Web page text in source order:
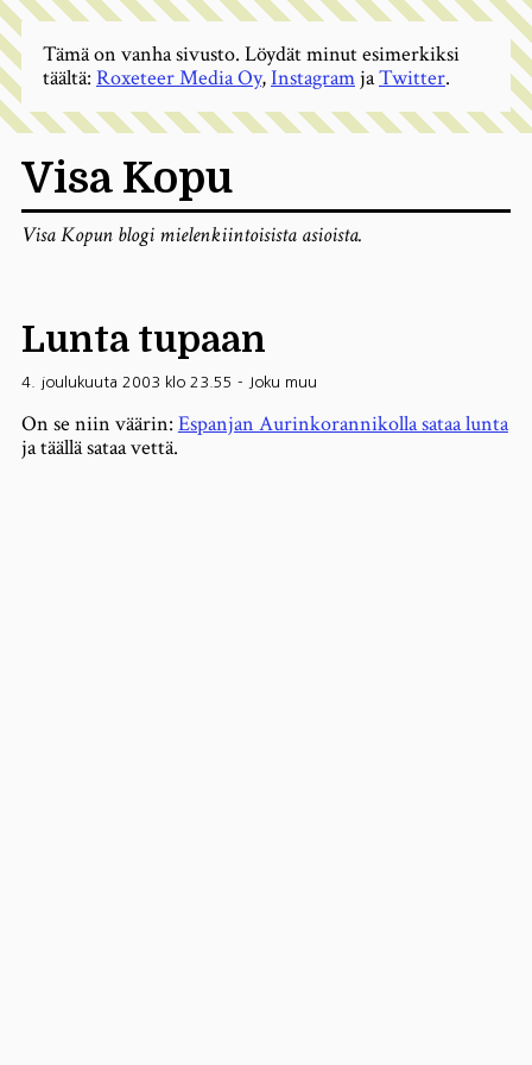
Visa Kopu
Visa Kopun blogi mielenkiintoisista asioista.
Lunta tupaan
4. joulukuuta 2003 klo 23.55 - Joku muu
On se niin väärin: Espanjan Aurinkorannikolla sataa lunta
ja täällä sataa vettä.
Tämä on vanha sivusto. Löydät minut esimerkiksi
täältä: Roxeteer Media Oy,InstagramjaTwitter.